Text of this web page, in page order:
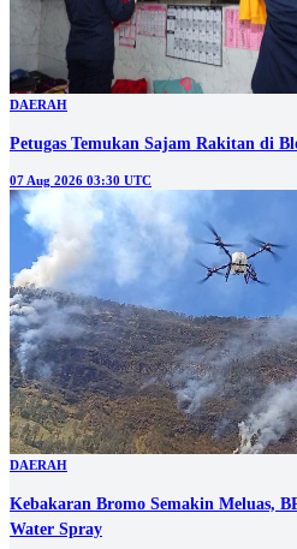
DAERAH
Petugas Temukan Sajam Rakitan di
07 Aug 2026 03:30 UTC
DAERAH
Kebakaran Bromo Semakin Meluas,
Water Spray